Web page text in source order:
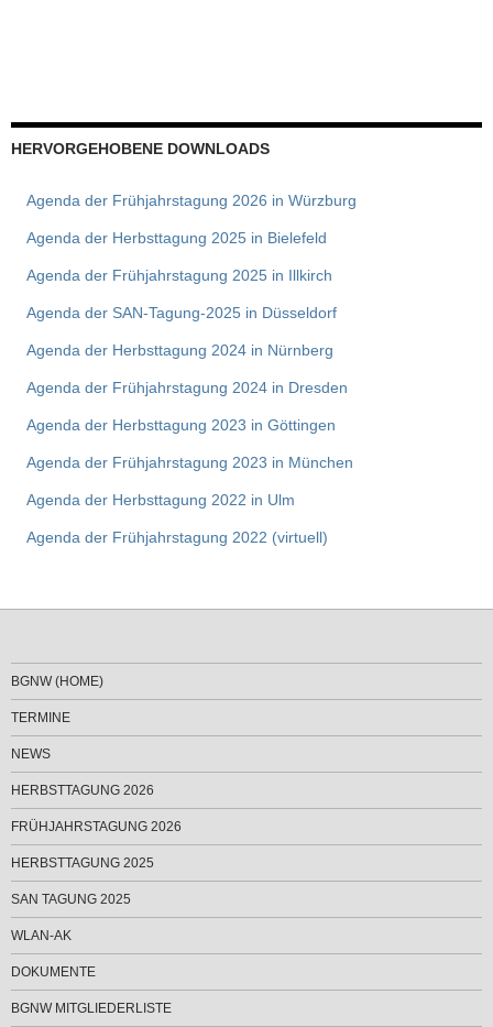
HERVORGEHOBENE DOWNLOADS
Agenda der Frühjahrstagung 2026 in Würzburg
Agenda der Herbsttagung 2025 in Bielefeld
Agenda der Frühjahrstagung 2025 in Illkirch
Agenda der SAN-Tagung-2025 in Düsseldorf
Agenda der Herbsttagung 2024 in Nürnberg
Agenda der Frühjahrstagung 2024 in Dresden
Agenda der Herbsttagung 2023 in Göttingen
Agenda der Frühjahrstagung 2023 in München
Agenda der Herbsttagung 2022 in Ulm
Agenda der Frühjahrstagung 2022 (virtuell)
BGNW (HOME)
TERMINE
NEWS
HERBSTTAGUNG 2026
FRÜHJAHRSTAGUNG 2026
HERBSTTAGUNG 2025
SAN TAGUNG 2025
WLAN-AK
DOKUMENTE
BGNW MITGLIEDERLISTE